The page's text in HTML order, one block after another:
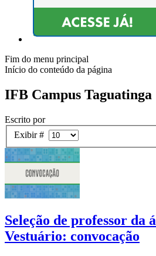
Fim do menu principal
Início do conteúdo da página
IFB Campus Taguatinga
Escrito por
Exibir #
Seleção de professor da
Vestuário: convocação